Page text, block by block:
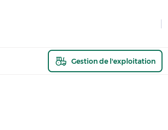
Gestion de l'exploitation